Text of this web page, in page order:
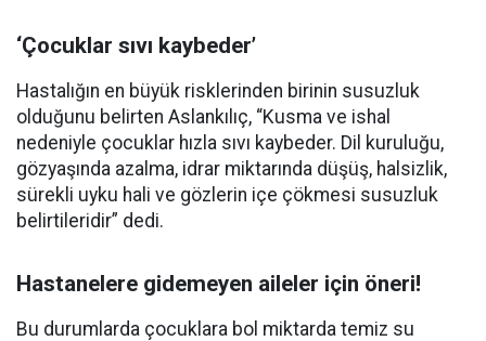
‘Çocuklar sıvı kaybeder’
Hastalığın en büyük risklerinden birinin susuzluk
olduğunu belirten Aslankılıç, “Kusma ve ishal
nedeniyle çocuklar hızla sıvı kaybeder. Dil kuruluğu,
gözyaşında azalma, idrar miktarında düşüş, halsizlik,
sürekli uyku hali ve gözlerin içe çökmesi susuzluk
belirtileridir” dedi.
Hastanelere gidemeyen aileler için öneri!
Bu durumlarda çocuklara bol miktarda temiz su